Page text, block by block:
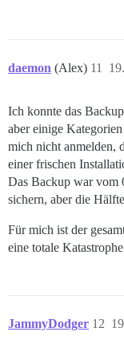
daemon (Alex) 11
Ich konnte das
aber einige
mich nicht anmelden,
einer frischen
Das Backup war vom
sichern, aber die
Für mich ist der
eine totale
JammyDodger 12